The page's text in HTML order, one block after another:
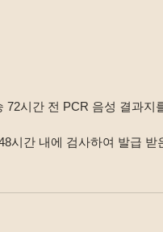
시간 전 PCR 음성 결과지
시간 내에 검사하여 발급 받